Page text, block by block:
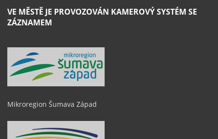
VE MĚSTĚ JE PROVOZOVÁN KAMEROVÝ SYSTÉM SE
ZÁZNAMEM
Mikroregion Šumava Západ